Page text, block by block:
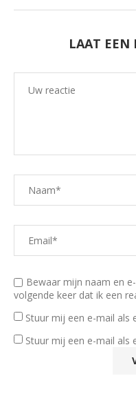
LAAT EEN
Bewaar mijn naam en
volgende keer dat ik een
Stuur mij een e-mail als
Stuur mij een e-mail als